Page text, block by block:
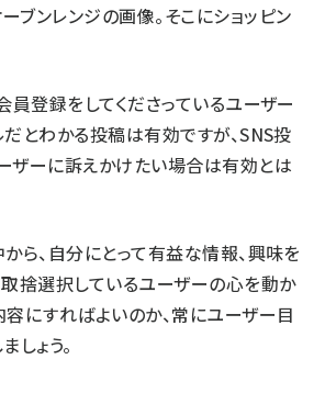
ブンレンジの画像。そこにショッピン
員登録をしてくださっているユーザー
とわかる投稿は有効ですが、SNS投
ザーに訴えかけたい場合は有効とは
ら、自分にとって有益な情報、興味を
取捨選択しているユーザーの心を動か
にすればよいのか、常にユーザー目
しょう。